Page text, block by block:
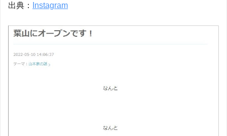
出典： Instagram